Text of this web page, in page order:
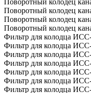
Поворотный колодец
Поворотный колодец
Поворотный колодец
Фильтр для колодца
Фильтр для колодца
Фильтр для колодца
Фильтр для колодца
Фильтр для колодца
Фильтр для колодца
Фильтр для колодца